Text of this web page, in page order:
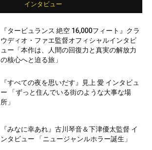
インタビュー
『タービュランス 絶空 16,000フィート』クラ
ウディオ・ファエ監督オフィシャルインタビ
ュー「本作は、人間の回復力と真実の解放力
の核心へと迫る旅」
『すべての夜を思いだす』見上 愛 インタビュ
ー 「ずっと住んでいる街のような大事な場
所」
『みなに幸あれ』古川琴音＆下津優太監督 イ
ンタビュー 「ニュージャンルホラー誕生」